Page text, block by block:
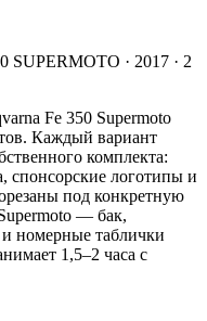
SUPERMOTO · 2017 · 2
Fe 350 Supermoto
Каждый вариант
комплекта:
спонсорские логотипы и
под конкретную
— бак,
номерные таблички
1,5–2 часа с